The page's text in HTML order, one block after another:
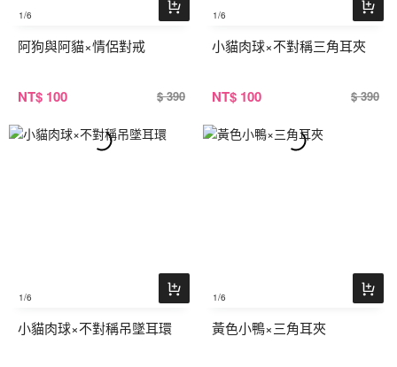
1/6
阿狗與阿貓×情侶對戒
NT$ 100 $ 390
1/6
小貓肉球×不對稱三角耳夾
NT$ 100 $ 390
1/6
小貓肉球×不對稱吊墜耳環
1/6
黃色小鴨×三角耳夾